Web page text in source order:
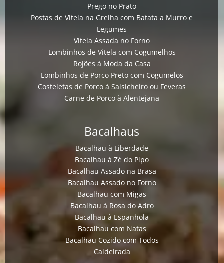
Prego no Prato
Postas de Vitela na Grelha com Batata a Murro e
Legumes
Vitela Assada no Forno
Lombinhos de Vitela com Cogumelhos
Rojões à Moda da Casa
Lombinhos de Porco Preto com Cogumelos
Costeletas de Porco à Salsicheiro ou Feveras
Carne de Porco à Alentejana
Bacalhaus
Bacalhau à Liberdade
Bacalhau à Zé do Pipo
Bacalhau Assado na Brasa
Bacalhau Assado no Forno
Bacalhau com Migas
Bacalhau à Rosa do Adro
Bacalhau à Espanhola
Bacalhau com Natas
Bacalhau Cozido com Todos
Caldeirada